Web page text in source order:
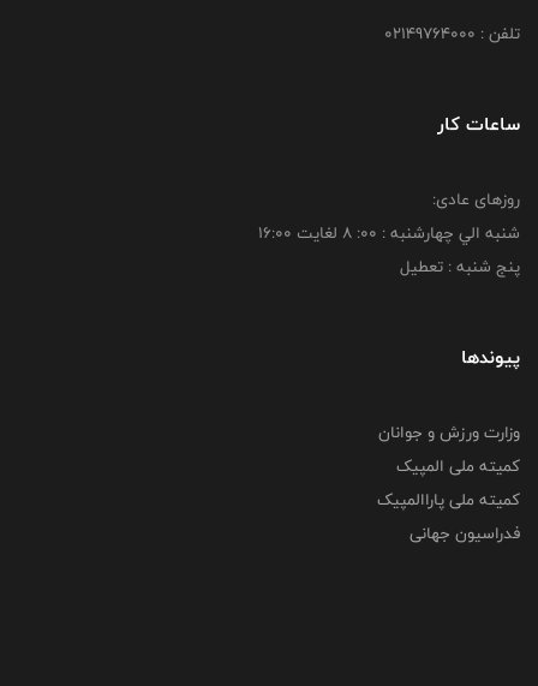
تلفن : 02149764000
ساعات کار
روزهای عادی:
شنبه الي چهارشنبه : 00: 8 لغايت 16:00
پنج شنبه : تعطیل
پیوندها
وزارت ورزش و جوانان
کمیته ملی المپیک
کمیته ملی پاراالمپیک
فدراسیون جهانی